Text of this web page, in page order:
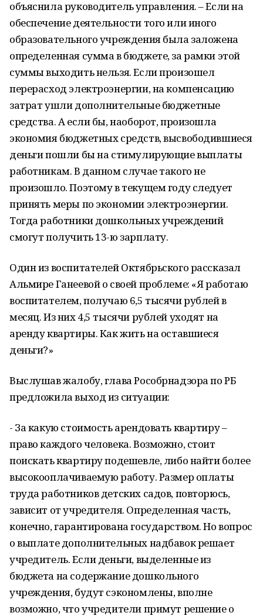
объяснила руководитель управления. – Если на
обеспечение деятельности того или иного
образовательного учреждения была заложена
определенная сумма в бюджете, за рамки этой
суммы выходить нельзя. Если произошел
перерасход электроэнергии, на компенсацию
затрат ушли дополнительные бюджетные
средства. А если бы, наоборот, произошла
экономия бюджетных средств, высвободившиеся
деньги пошли бы на стимулирующие выплаты
работникам. В данном случае такого не
произошло. Поэтому в текущем году следует
принять меры по экономии электроэнергии.
Тогда работники дошкольных учреждений
смогут получить 13-ю зарплату.
Один из воспитателей Октябрьского рассказал
Альмире Ганеевой о своей проблеме: «Я работаю
воспитателем, получаю 6,5 тысячи рублей в
месяц. Из них 4,5 тысячи рублей уходят на
аренду квартиры. Как жить на оставшиеся
деньги?»
Выслушав жалобу, глава Рособрнадзора по РБ
предложила выход из ситуации:
- За какую стоимость арендовать квартиру –
право каждого человека. Возможно, стоит
поискать квартиру подешевле, либо найти более
высокооплачиваемую работу. Размер оплаты
труда работников детских садов, повторюсь,
зависит от учредителя. Определенная часть,
конечно, гарантирована государством. Но вопрос
о выплате дополнительных надбавок решает
учредитель. Если деньги, выделенные из
бюджета на содержание дошкольного
учреждения, будут сэкономлены, вполне
возможно, что учредители примут решение о